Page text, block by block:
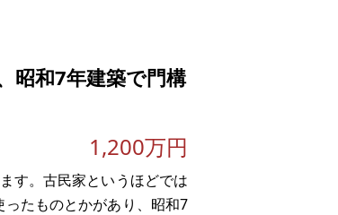
昭和7年建築で門構
1,200万円
す。古民家というほどでは
たものとかがあり、昭和7